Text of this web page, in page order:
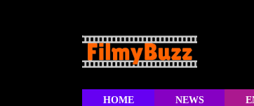
HOME NEWS